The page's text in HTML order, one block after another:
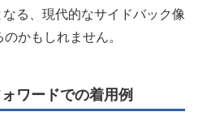
る、現代的なサイドバック像
かもしれません。
ワードでの着用例